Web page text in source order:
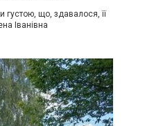
густою, що, здавалося, її
Іванівна